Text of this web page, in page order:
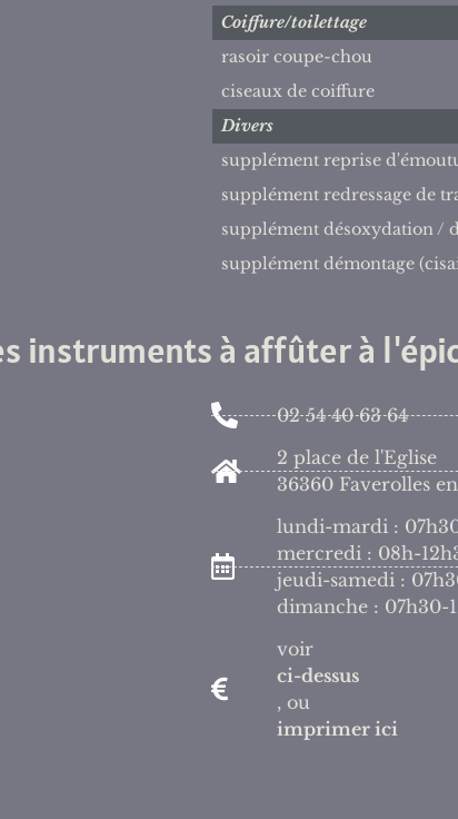
Coiffure/toilettage
rasoir coupe-chou
ciseaux de coiffure
Divers
supplément reprise
supplément redressage de
supplément désoxydation /
supplément démontage
instruments à affûter à
02 54 40 63 64
2 place de l'Eglise
36360 Faverolles
lundi-mardi :
mercredi : 08h-
jeudi-samedi :
dimanche : 07h30-
voir
ci-dessus
, ou
imprimer ici